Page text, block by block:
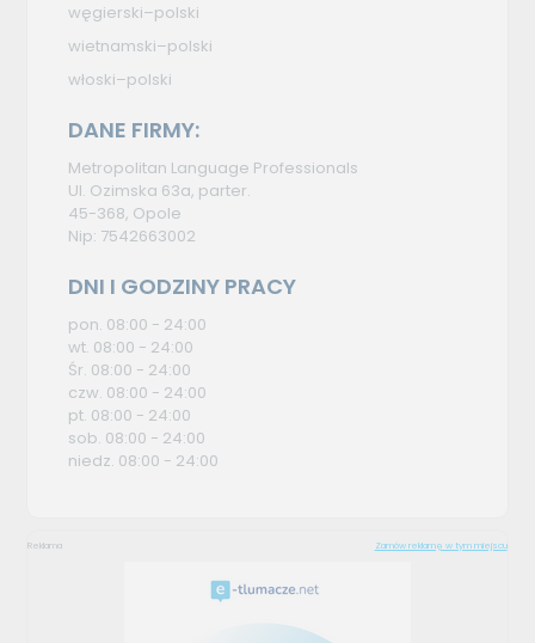
węgierski–polski
wietnamski–polski
włoski–polski
DANE FIRMY:
Metropolitan Language Professionals
Ul. Ozimska 63a, parter.
45-368, Opole
Nip: 7542663002
DNI I GODZINY PRACY
pon. 08:00 - 24:00
wt. 08:00 - 24:00
Śr. 08:00 - 24:00
czw. 08:00 - 24:00
pt. 08:00 - 24:00
sob. 08:00 - 24:00
niedz. 08:00 - 24:00
Reklama Zamów reklamę w tym miejscu